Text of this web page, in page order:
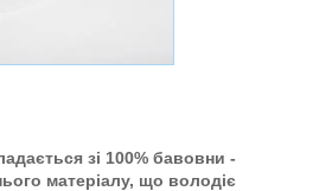
зі 100% бавовни -
матеріалу, що володіє